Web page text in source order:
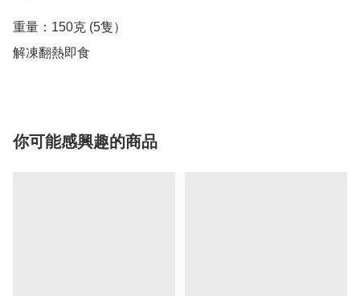
重量：150克 (5隻）
解凍翻熱即食
你可能感興趣的商品